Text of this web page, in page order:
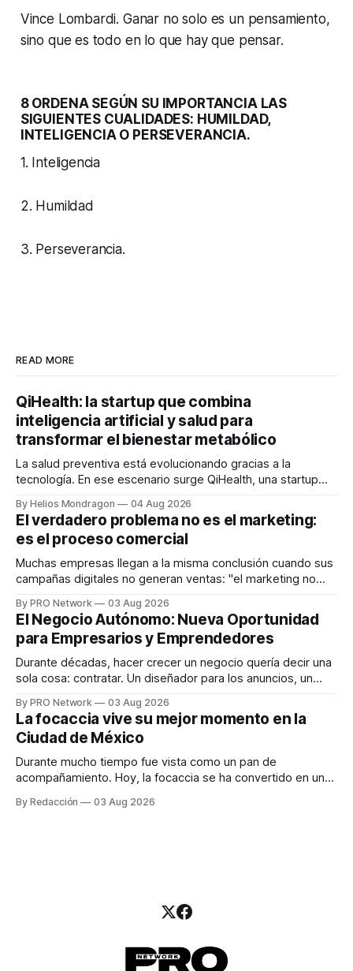
Vince Lombardi. Ganar no solo es un pensamiento,
sino que es todo en lo que hay que pensar.
8 ORDENA SEGÚN SU IMPORTANCIA LAS
SIGUIENTES CUALIDADES: HUMILDAD,
INTELIGENCIA O PERSEVERANCIA.
1. Inteligencia
2. Humildad
3. Perseverancia.
READ MORE
QiHealth: la startup que combina
inteligencia artificial y salud para
transformar el bienestar metabólico
La salud preventiva está evolucionando gracias a la
tecnología. En ese escenario surge QiHealth, una startup
dispositivos inteligentes, inteligencia artificial y monitoreo
en tiempo real para ayudar a las personas a tomar mejores
decisiones sobre su salud metabólica. Su propuesta busca
responder
By Helios Mondragon 04 Aug 2026
El verdadero problema no es el marketing:
es el proceso comercial
Muchas empresas llegan a la misma conclusión cuando sus
campañas digitales no generan ventas: "el marketing no
INTERIUS, el problema suele estar en otro lugar. Durante
una entrevista para el podcast SER PRO, el especialista en
marketing digital explicó que
By PRO Network 03 Aug 2026
El Negocio Autónomo: Nueva Oportunidad
para Empresarios y Emprendedores
Durante décadas, hacer crecer un negocio quería decir una
sola cosa: contratar. Un diseñador para los anuncios, un
para los textos, alguien que supiera de publicidad digital
para encontrar prospectos, un vendedor para atender
llamadas y mensajes, y —con suerte— una persona
By PRO Network 03 Aug 2026
La focaccia vive su mejor momento en la
Ciudad de México
Durante mucho tiempo fue vista como un pan de
acompañamiento. Hoy, la focaccia se ha convertido en uno
artesanal, ingredientes de calidad y experiencias que
By Redacción 03 Aug 2026